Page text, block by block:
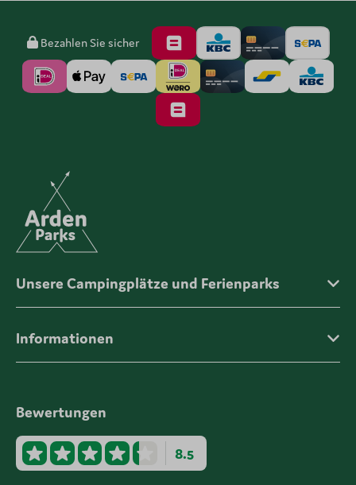
Bezahlen Sie sicher
Unsere Campingplätze und Ferienparks
Informationen
Bewertungen
8.5